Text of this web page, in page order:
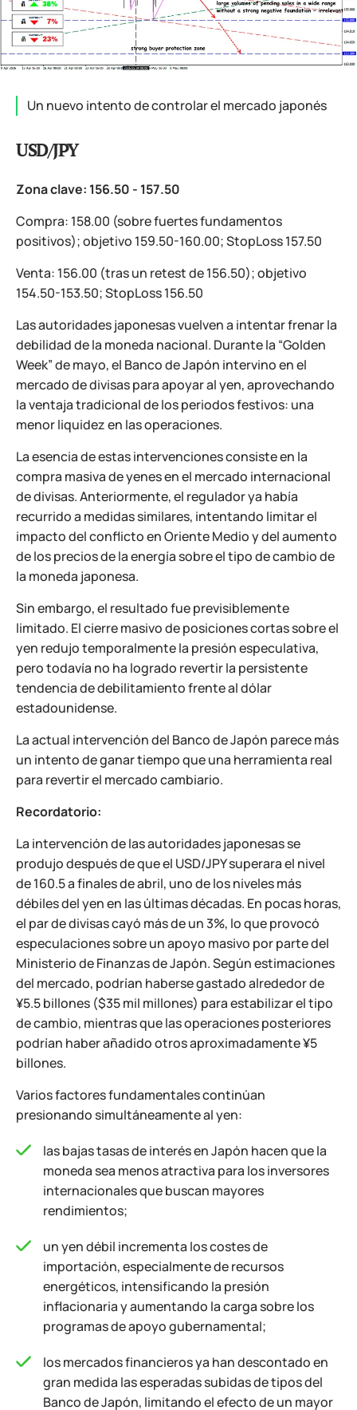
Un nuevo intento de controlar el mercado japonés
USD/JPY
Zona clave: 156.50 - 157.50
Compra: 158.00 (sobre fuertes fundamentos
positivos); objetivo 159.50-160.00; StopLoss 157.50
Venta: 156.00 (tras un retest de 156.50); objetivo
154.50-153.50; StopLoss 156.50
Las autoridades japonesas vuelven a intentar frenar la
debilidad de la moneda nacional. Durante la “Golden
Week” de mayo, el Banco de Japón intervino en el
mercado de divisas para apoyar al yen, aprovechando
la ventaja tradicional de los periodos festivos: una
menor liquidez en las operaciones.
La esencia de estas intervenciones consiste en la
compra masiva de yenes en el mercado internacional
de divisas. Anteriormente, el regulador ya había
recurrido a medidas similares, intentando limitar el
impacto del conflicto en Oriente Medio y del aumento
de los precios de la energía sobre el tipo de cambio de
la moneda japonesa.
Sin embargo, el resultado fue previsiblemente
limitado. El cierre masivo de posiciones cortas sobre el
yen redujo temporalmente la presión especulativa,
pero todavía no ha logrado revertir la persistente
tendencia de debilitamiento frente al dólar
estadounidense.
La actual intervención del Banco de Japón parece más
un intento de ganar tiempo que una herramienta real
para revertir el mercado cambiario.
Recordatorio:
La intervención de las autoridades japonesas se
produjo después de que el USD/JPY superara el nivel
de 160.5 a finales de abril, uno de los niveles más
débiles del yen en las últimas décadas. En pocas horas,
el par de divisas cayó más de un 3%, lo que provocó
especulaciones sobre un apoyo masivo por parte del
Ministerio de Finanzas de Japón. Según estimaciones
del mercado, podrían haberse gastado alrededor de
¥5.5 billones ($35 mil millones) para estabilizar el tipo
de cambio, mientras que las operaciones posteriores
podrían haber añadido otros aproximadamente ¥5
billones.
Varios factores fundamentales continúan
presionando simultáneamente al yen:
las bajas tasas de interés en Japón hacen que la
moneda sea menos atractiva para los inversores
internacionales que buscan mayores
rendimientos;
un yen débil incrementa los costes de
importación, especialmente de recursos
energéticos, intensificando la presión
inflacionaria y aumentando la carga sobre los
programas de apoyo gubernamental;
los mercados financieros ya han descontado en
gran medida las esperadas subidas de tipos del
Banco de Japón, limitando el efecto de un mayor